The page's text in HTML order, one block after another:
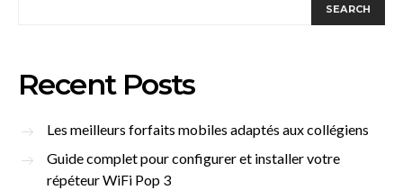
SEARCH
Recent Posts
Les meilleurs forfaits mobiles adaptés aux collégiens
Guide complet pour configurer et installer votre
répéteur WiFi Pop 3